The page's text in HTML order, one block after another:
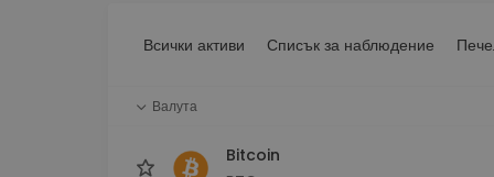
инвестиране
Над 1 000 опции за
Всички активи Списък за наблюдение
Валута
Bitcoin